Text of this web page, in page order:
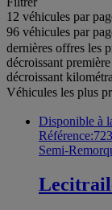
12 véhicules par
96 véhicules par
dernières offres les
décroissant
décroissant
Véhicules les plus
Disponible à
Semi-